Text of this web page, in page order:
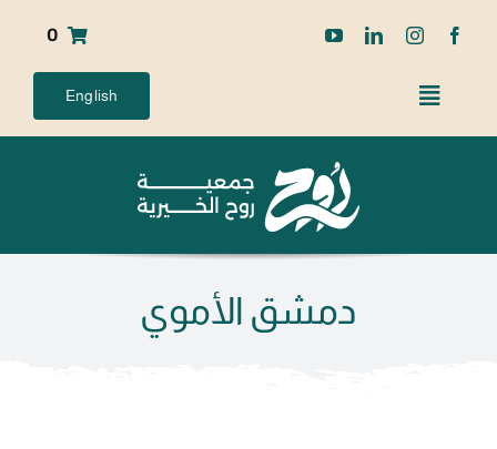
0
English
دمشق الأموي